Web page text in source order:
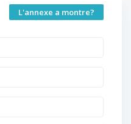
L'annexe a montre?